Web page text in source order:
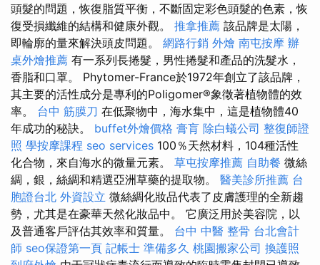
頭髮的問題，恢復脂質平衡，不斷固定彩色頭髮的色素，恢
復受損纖維的結構和健康外觀。 推拿推薦 該品牌是太陽，
即輪廓的量來解決頭皮問題。 網路行銷 外燴 南屯按摩 辦
桌外燴推薦 有一系列長捲髮，男性捲髮和產品的洗髮水，
香脂和口罩。 Phytomer-France於1972年創立了該品牌，
其主要的活性成分是專利的Poligomer®象徵著植物體的效
率。 台中 筋膜刀 在低聚物中，海水集中，這是植物體40
年成功的秘訣。 buffet外燴價格 膏肓 除白蟻公司 整復師證
照 學按摩課程 seo services 100％天然材料，104種活性
化合物，來自海水的微量元素。 草屯按摩推薦 自助餐 微絲
綢，銀，絲綢和精選亞洲草藥的提取物。 醫美診所推薦 台
胞證台北 外資設立 微絲綢化妝品代表了皮膚護理的全新趨
勢，尤其是在豪華天然化妝品中。 它廣泛用於美容院，以
及普通客戶評估其效率和質量。 台中 中醫 整骨 台北會計
師 seo保證第一頁 記帳士 準備多久 桃園搬家公司 換護照